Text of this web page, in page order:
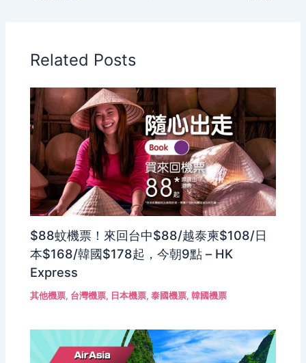
Related Posts
$88蚊機票！來回台中$88/越泰柬$108/日
本$168/韓國$178起，今朝9點 – HK
Express
其他機票, 台灣機票, 日本機票,泰國機票,韓國機票